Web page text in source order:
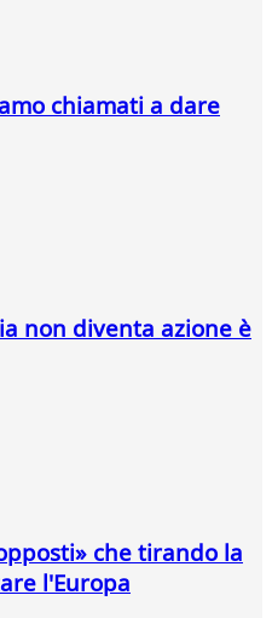
chiamati a dare
non diventa azione è
che tirando la
l'Europa